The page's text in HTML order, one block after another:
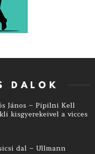
DALOK
János – Pipilni Kell
kisgyerekeivel a vicces
dal – Ullmann